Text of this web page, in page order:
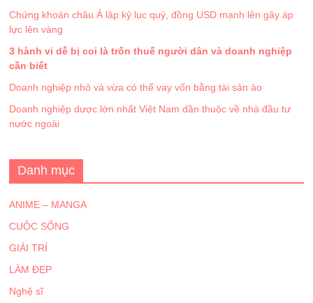
Chứng khoán châu Á lập kỷ lục quý, đồng USD mạnh lên gây áp
lực lên vàng
3 hành vi dễ bị coi là trốn thuế người dân và doanh nghiệp
cần biết
Doanh nghiệp nhỏ và vừa có thể vay vốn bằng tài sản ảo
Doanh nghiệp dược lớn nhất Việt Nam dần thuộc về nhà đầu tư
nước ngoài
Danh mục
ANIME – MANGA
CUỘC SỐNG
GIẢI TRÍ
LÀM ĐẸP
Nghệ sĩ